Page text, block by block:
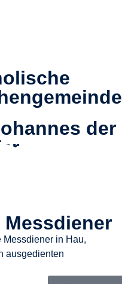
der
Messdiener in Hau,
ausgedienten